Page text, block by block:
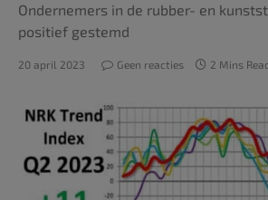
Ondernemers in de rubber- en
positief gestemd
20 april 2023 Geen reacties 2 Mins